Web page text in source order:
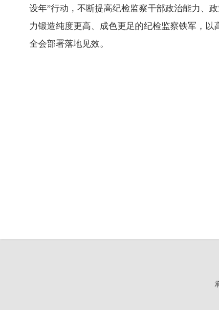
设年”行动，不断提高纪检监察干部政治能力、
力锻造纯度更高、成色更足的纪检监察铁军，
全会部署落地见效。